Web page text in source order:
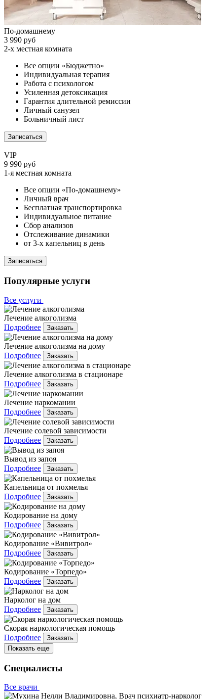
По-домашнему
3 990 руб
2-х местная комната
Все опции «Бюджетно»
Индивидуальная терапия
Работа с психологом
Усиленная детоксикация
Гарантия длительной ремиссии
Личный санузел
Больничный лист
Записаться
VIP
9 990 руб
1-я местная комната
Все опции «По-домашнему»
Личный врач
Бесплатная транспортировка
Индивидуальное питание
Сбор анализов
Отслеживание динамики
от 3-х капельниц в день
Записаться
Популярные услуги
Все услуги
Лечение алкоголизма
Подробнее
Заказать
Лечение алкоголизма на дому
Подробнее
Заказать
Лечение алкоголизма в стационаре
Подробнее
Заказать
Лечение наркомании
Подробнее
Заказать
Лечение солевой зависимости
Подробнее
Заказать
Вывод из запоя
Подробнее
Заказать
Капельница от похмелья
Подробнее
Заказать
Кодирование на дому
Подробнее
Заказать
Кодирование «Вивитрол»
Подробнее
Заказать
Кодирование «Торпедо»
Подробнее
Заказать
Нарколог на дом
Подробнее
Заказать
Скорая наркологическая помощь
Подробнее
Заказать
Показать еще
Специалисты
Все врачи